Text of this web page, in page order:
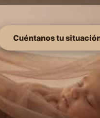
Cuéntanos tu